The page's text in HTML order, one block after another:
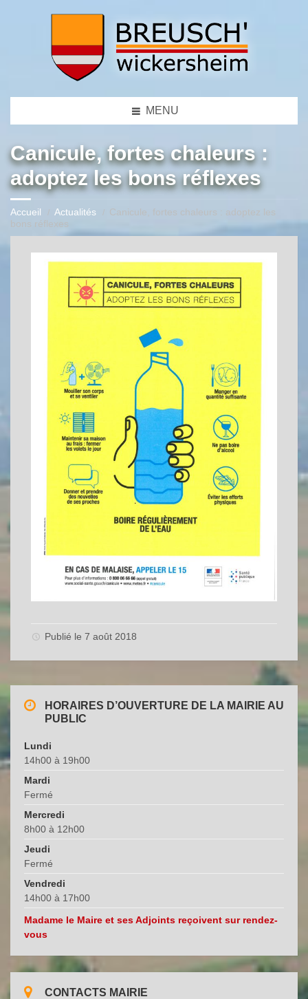
MENU
Canicule, fortes chaleurs :
adoptez les bons réflexes
Accueil Actualités
Canicule, fortes chaleurs : adoptez les
bons réflexes
Publié le 7 août 2018
HORAIRES D’OUVERTURE DE LA MAIRIE AU
PUBLIC
Lundi
14h00 à 19h00
Mardi
Fermé
Mercredi
8h00 à 12h00
Jeudi
Fermé
Vendredi
14h00 à 17h00
Madame le Maire et ses Adjoints reçoivent sur rendez-
vous
CONTACTS MAIRIE